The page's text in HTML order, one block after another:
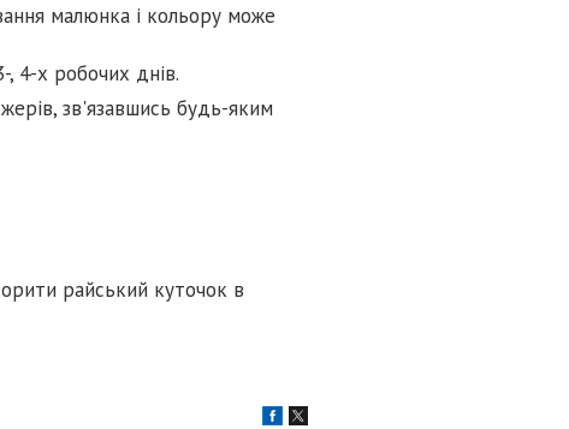
малюнка і кольору може
4-х робочих днів.
зв'язавшись будь-яким
райський куточок в